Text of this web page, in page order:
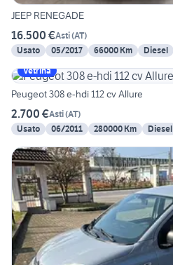
JEEP RENEGADE
16.500 €Asti(AT)
Usato
05/2017 66000 Km Diesel
Vetrina
Peugeot 308 e-hdi 112 cv Allure
2.700 €Asti(AT)
Usato
06/2011 280000 Km Diesel